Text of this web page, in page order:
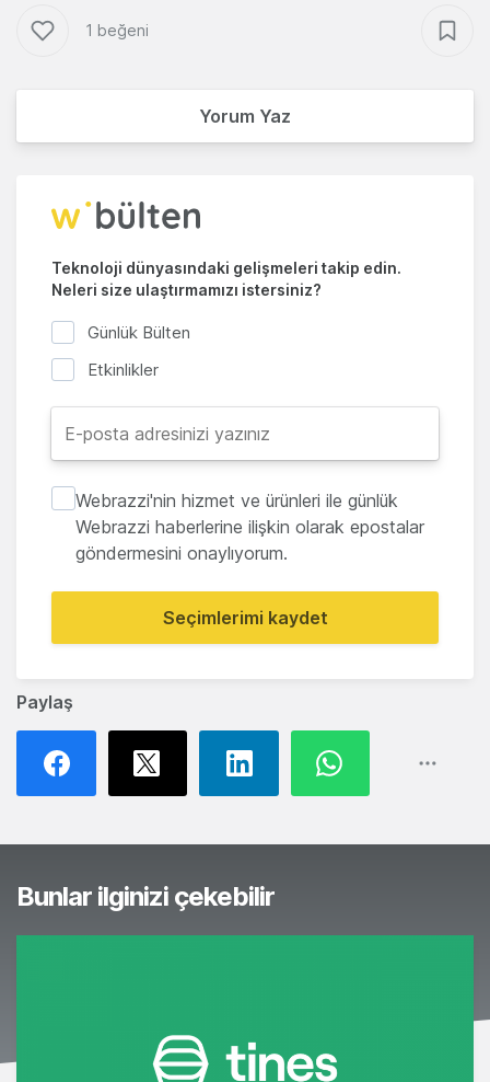
Paylaş
1 beğeni
Yorum Yaz
Teknoloji dünyasındaki gelişmeleri takip edin.
Neleri size ulaştırmamızı istersiniz?
Günlük Bülten
Etkinlikler
Webrazzi'nin hizmet ve ürünleri ile günlük
Webrazzi haberlerine ilişkin olarak epostalar
göndermesini onaylıyorum.
Seçimlerimi kaydet
Bunlar ilginizi çekebilir